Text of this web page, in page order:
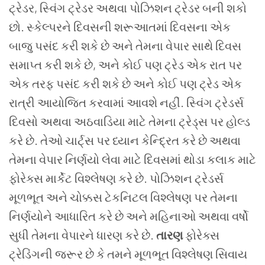
ટ્રેડર, સ્વિંગ ટ્રેડર અથવા પોઝિશન ટ્રેડર બની શકો
છો. સ્કેલ્પરને દિવસની શરૂઆતમાં દિવસના એક
બાજુ પસંદ કરી શકે છે અને તેમના વેપાર સાથે દિવસ
સમાપ્ત કરી શકે છે, અને કોઈ પણ ટ્રેડ એક રાત પર
એક તરફ પસંદ કરી શકે છે અને કોઈ પણ ટ્રેડ એક
રાત્રી આયોજિત કરવામાં આવશે નહીં. સ્વિંગ ટ્રેડર્સ
દિવસો અથવા અઠવાડિયા માટે તેમના ટ્રેડ્સ પર હોલ્ડ
કરે છે. તેઓ ચાર્ટ્સ પર ધ્યાન કેન્દ્રિત કરે છે અથવા
તેમના વેપાર નિર્ણયો લેવા માટે દિવસમાં થોડા કલાક માટે
ફોરેક્સ માર્કેટ વિશ્લેષણ કરે છે. પોઝિશન ટ્રેડર્સ
મૂળભૂત અને ચોક્કસ ટેકનિટલ વિશ્લેષણ પર તેમના
નિર્ણયોને આધારિત કરે છે અને મહિનાઓ અથવા વર્ષો
સુધી તેમના વેપારને ધારણ કરે છે. તારણફોરેક્સ
ટ્રેડિંગની જરૂર છે કે તમને મૂળભૂત વિશ્લેષણ સિવાય